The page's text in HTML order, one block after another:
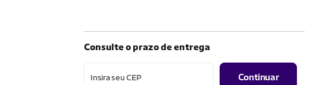
Consulte o prazo de entrega
Insira seu CEP Continuar